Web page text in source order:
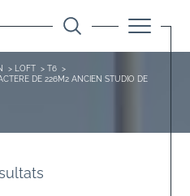
LOFT
T6
DE 226M2 ANCIEN STUDIO DE